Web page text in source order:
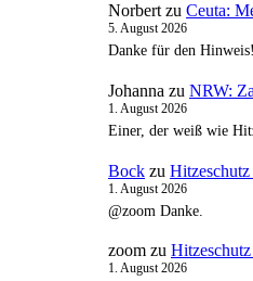
Norbertzu Ceuta:
5. August 2026
Danke für den
Johanna zu NRW:
1. August 2026
Einer, der weiß wie
Bock zu
1. August 2026
@zoom Danke.
zoom zu
1. August 2026